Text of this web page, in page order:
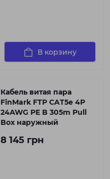
В корзину
Кабель витая пара
FinMark FTP CAT5e 4P
24AWG PE B 305m Pull
Box наружный
8 145 грн